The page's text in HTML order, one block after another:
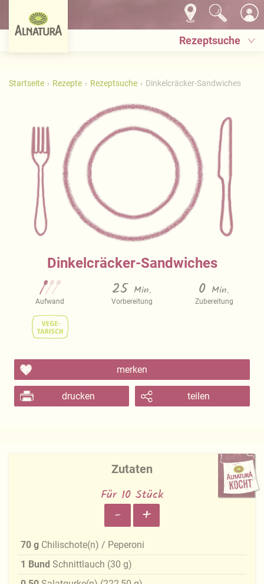
Rezeptsuche
Startseite Rezepte Rezeptsuche Dinkelcräcker-Sandwiches
Dinkelcräcker-Sandwiches
Aufwand
25 Min.
Vorbereitung
0 Min.
Zubereitung
merken
drucken teilen
Zutaten
Für 10 Stück
- +
70 g Chilischote(n) / Peperoni
1 Bund Schnittlauch (30 g)